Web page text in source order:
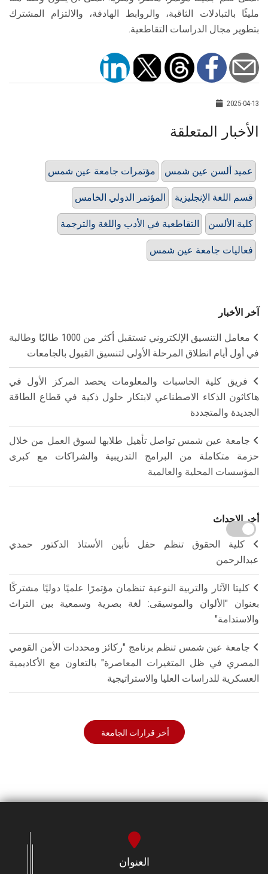
مليئًا بالتبادلات الثاقبة، والروابط الهادفة، والالتزام المشترك
بتطوير مجال الدراسات التقاطعية.
2025-04-13
الأخبار المتعلقة
مؤتمرات جامعة عين شمس عميد ألسن عين شمس
المؤتمر الدولي الخامس قسم اللغة الإنجليزية
التقاطعية في الأدب واللغة والترجمة كلية الألسن
فعاليات جامعة عين شمس
آخر الأخبار
معامل التنسيق الإلكتروني تستقبل أكثر من 1000 طالبًا وطالبة
في أول أيام انطلاق المرحلة الأولى لتنسيق القبول بالجامعات
فريق كلية الحاسبات والمعلومات يحصد المركز الأول في
هاكاثون الذكاء الاصطناعي لابتكار حلول ذكية في قطاع الطاقة
الجديدة والمتجددة
جامعة عين شمس تواصل تأهيل طلابها لسوق العمل من خلال
حزمة متكاملة من البرامج التدريبية والشراكات مع كبرى
المؤسسات المحلية والعالمية
أخر الاحداث
كلية الحقوق تنظم حفل تأبين الأستاذ الدكتور حمدي
عبدالرحمن
كليتا الآثار والتربية النوعية تنظمان مؤتمرًا علميًا دوليًا مشتركًا
بعنوان "الألوان والموسيقى: لغة بصرية وسمعية بين التراث
والاستدامة"
جامعة عين شمس تنظم برنامج "ركائز ومحددات الأمن القومي
المصري في ظل المتغيرات المعاصرة" بالتعاون مع الأكاديمية
العسكرية للدراسات العليا والاستراتيجية
أخر قرارات الجامعة
العنوان